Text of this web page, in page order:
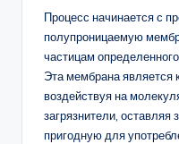
Процесс начинается с
полупроницаемую
частицам
Эта мембрана
воздействуя на
загрязнители,
пригодную для